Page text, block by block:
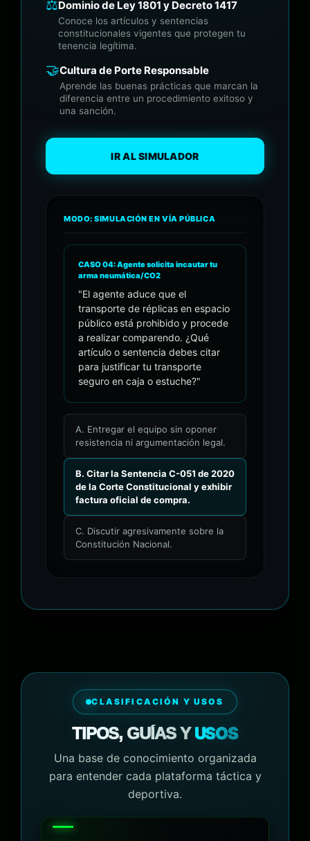
⚖️Dominio de Ley 1801 y Decreto 1417
Conoce los artículos y sentencias
constitucionales vigentes que protegen tu
tenencia legítima.
🤝Cultura de Porte Responsable
Aprende las buenas prácticas que marcan la
diferencia entre un procedimiento exitoso y
una sanción.
IR AL SIMULADOR
MODO: SIMULACIÓN EN VÍA PÚBLICA
CASO 04: Agente solicita incautar tu
arma neumática/CO2
"El agente aduce que el
transporte de réplicas en espacio
público está prohibido y procede
a realizar comparendo. ¿Qué
artículo o sentencia debes citar
para justificar tu transporte
seguro en caja o estuche?"
A. Entregar el equipo sin oponer
resistencia ni argumentación legal.
B. Citar la Sentencia C-051 de 2020
de la Corte Constitucional y exhibir
factura oficial de compra.
C. Discutir agresivamente sobre la
Constitución Nacional.
CLASIFICACIÓN Y USOS
TIPOS, GUÍAS YUSOS
Una base de conocimiento organizada
para entender cada plataforma táctica y
deportiva.